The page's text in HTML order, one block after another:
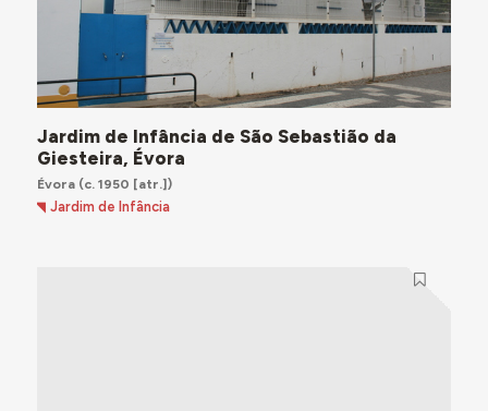
Jardim de Infância de São Sebastião da
Giesteira, Évora
Évora(c. 1950 [atr.])
Jardim de Infância